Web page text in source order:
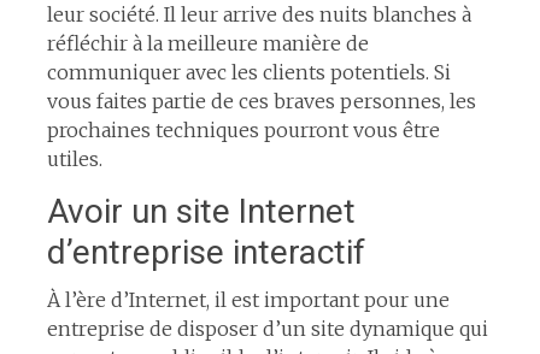
leur société. Il leur arrive des nuits blanches à
réfléchir à la meilleure manière de
communiquer avec les clients potentiels. Si
vous faites partie de ces braves personnes, les
prochaines techniques pourront vous être
utiles.
Avoir un site Internet
d’entreprise interactif
À l’ère d’Internet, il est important pour une
entreprise de disposer d’un site dynamique qui